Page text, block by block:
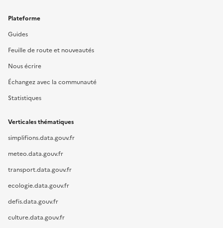
Plateforme
Guides
Feuille de route et nouveautés
Nous écrire
Échangez avec la communauté
Statistiques
Verticales thématiques
simplifions.data.gouv.fr
meteo.data.gouv.fr
transport.data.gouv.fr
ecologie.data.gouv.fr
defis.data.gouv.fr
culture.data.gouv.fr